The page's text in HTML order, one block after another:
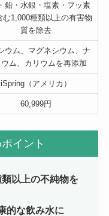
鉛・水銀・塩素・フッ素
む1,000種類以上の有害物
質を除去
ウム、マグネシウム、ナ
ウム、カリウムを再添加
iSpring（アメリカ）
60,999円
イント
以上の不純物を
的な飲み水に